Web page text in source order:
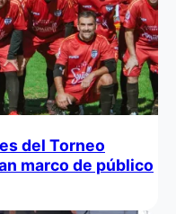
del Torneo
marco de público